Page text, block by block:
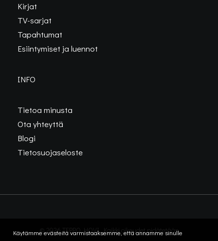
Kirjat
TV-sarjat
Tapahtumat
Esiintymiset ja luennot
INFO
Tietoa minusta
Ota yhteyttä
Blogi
Tietosuojaseloste
© 2026 TEPPO HOVI. Kaikki oikeudet pidätetään
Käytämme evästeitä varmistaaksemme, että annamme sinulle